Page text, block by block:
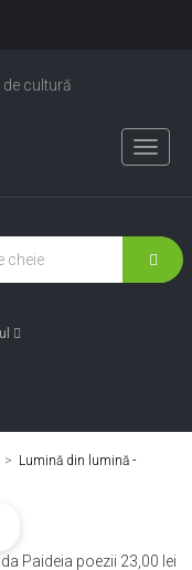
Toggle
> Lumină din lumină -